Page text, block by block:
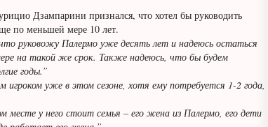
Дзампарини признался, что хотел бы руководить
по меньшей мере 10 лет.
руковожу Палермо уже десять лет и надеюсь остаться
на такой же срок. Также надеюсь, что бы будем
годы.”
уже в этом сезоне, хотя ему потребуется 1-2 года,
месте у него стоит семья – его жена из Палермо, его дети